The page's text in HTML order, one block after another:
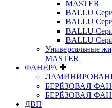
MASTER
BALLU
BALLU
BALLU
BALLU
Универсальные
MASTER
ФАНЕРА
БЕРЁЗОВАЯ
БЕРЁЗОВАЯ
ДВП